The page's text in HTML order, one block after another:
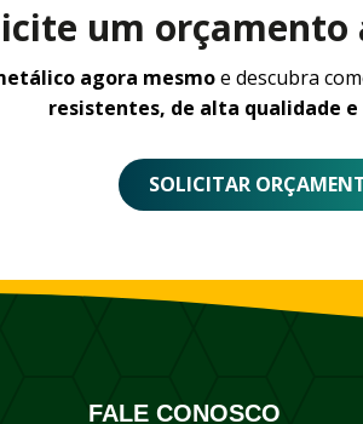
um orçamento
agora mesmoe descubra
resistentes, de alta qualidade e
SOLICITAR
FALE CONOSCO